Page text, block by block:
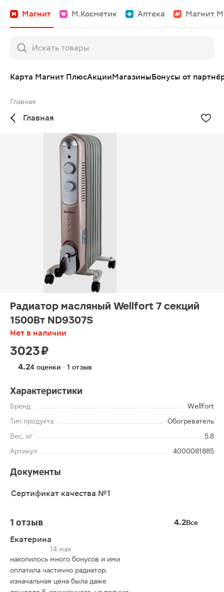
Магнит М.Косметик Аптека Магнит
Карта Магнит ПлюсАкцииМагазиныБонусы от
Главная
Главная
Радиатор масляный Wellfort 7 секций
1500Вт ND9307S
Нет в наличии
3023 ₽
4.24 оценки · 1 отзыв
Характеристики
Бренд
Wellfort
Тип продукта
Обогреватель
Вес, кг
5.8
Артикул
4000081885
Документы
Сертификат качества №1
1 отзыв 4.2Все
Екатерина
14 мая
накопилось много бонусов и ими
оплатила частично радиатор.
изначальная цена была даже